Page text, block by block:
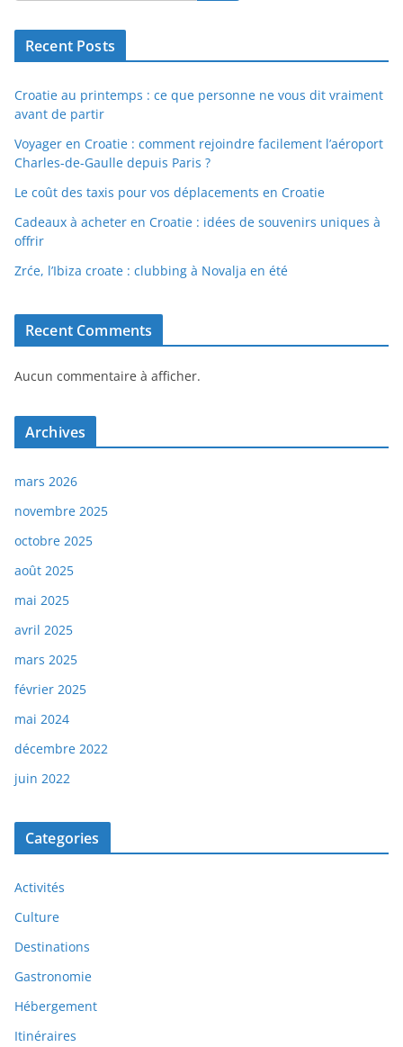
Recent Posts
Croatie au printemps : ce que personne ne vous dit vraiment
avant de partir
Voyager en Croatie : comment rejoindre facilement l’aéroport
Charles-de-Gaulle depuis Paris ?
Le coût des taxis pour vos déplacements en Croatie
Cadeaux à acheter en Croatie : idées de souvenirs uniques à
offrir
Zrće, l’Ibiza croate : clubbing à Novalja en été
Recent Comments
Aucun commentaire à afficher.
Archives
mars 2026
novembre 2025
octobre 2025
août 2025
mai 2025
avril 2025
mars 2025
février 2025
mai 2024
décembre 2022
juin 2022
Categories
Activités
Culture
Destinations
Gastronomie
Hébergement
Itinéraires